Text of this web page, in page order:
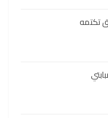
تكتمه